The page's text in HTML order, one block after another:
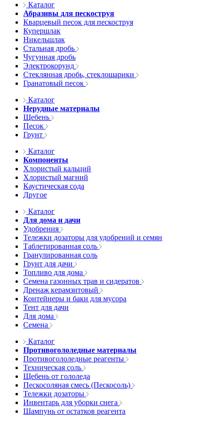
Каталог
Абразивы для пескоструя
Кварцевый песок для пескоструя
Купершлак
Никельшлак
Стальная дробь
Чугунная дробь
Электрокорунд
Стеклянная дробь, стеклошарики
Гранатовый песок
Каталог
Нерудные материалы
Щебень
Песок
Грунт
Каталог
Компоненты
Хлористый кальций
Хлористый магний
Каустическая сода
Другое
Каталог
Для дома и дачи
Удобрения
Тележки дозаторы для удобрений и семян
Таблетированная соль
Гранулированная соль
Грунт для дачи
Топливо для дома
Семена газонных трав и сидератов
Дренаж керамзитовый
Контейнеры и баки для мусора
Тент для дачи
Для дома
Семена
Каталог
Противогололедные материалы
Противогололедные реагенты
Техническая соль
Щебень от гололеда
Пескосоляная смесь (Пескосоль)
Тележки дозаторы
Инвентарь для уборки снега
Шампунь от остатков реагента